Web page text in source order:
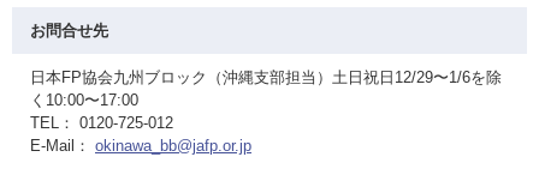
お問合せ先
日本FP協会九州ブロック（沖縄支部担当）土日祝日12/29〜1/6を除
く10:00〜17:00
TEL： 0120-725-012
E-Mail： okinawa_bb@jafp.or.jp